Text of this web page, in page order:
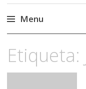
Menu
al
contenido
Etiqueta: